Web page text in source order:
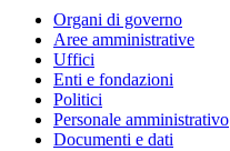
Organi di governo
Aree amministrative
Uffici
Enti e fondazioni
Politici
Personale amministrativo
Documenti e dati